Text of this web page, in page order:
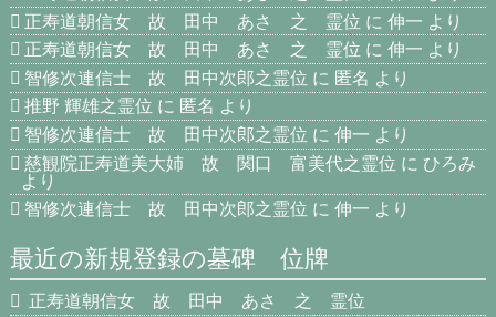
正寿道朝信女 故 田中 あさ 之 霊位 に伸一 より
正寿道朝信女 故 田中 あさ 之 霊位 に伸一 より
智修次連信士 故 田中次郎之霊位 に 匿名 より
推野 輝雄之霊位 に 匿名 より
智修次連信士 故 田中次郎之霊位 に伸一 より
慈観院正寿道美大姉 故 関口 富美代之霊位 に ひろみ
より
智修次連信士 故 田中次郎之霊位 に伸一 より
最近の新規登録の墓碑 位牌
正寿道朝信女 故 田中 あさ 之 霊位